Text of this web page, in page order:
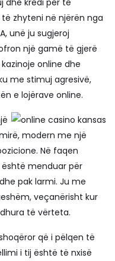
zhyteni në njërën nga
unë ju sugjeroj
një gamë të gjerë
online dhe
me stimuj agresivë,
e lojërave online.
modern me një
Në faqen
është menduar për
pak larmi. Ju me
veçanërisht kur
të vërteta.
që i pëlqen të
i tij është të nxisë